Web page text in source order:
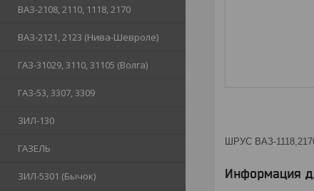
ВАЗ-2108, 2110, 1118, 2170
ВАЗ-2121, 2123 (Нива-Шевроле)
ГАЗ-31029, 3110, 31105 (Волга)
ГАЗ-53, 3307, 3309
ЗИЛ-130
ГАЗЕЛЬ
ЗИЛ-5301 (Бычок)
ШРУС ВАЗ-
Информация